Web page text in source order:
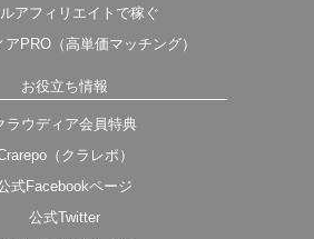
アフィリエイトで稼ぐ
アPRO（高単価マッチング）
お役立ち情報
ラウディア会員特典
（クラレポ）
式Facebookページ
公式Twitter